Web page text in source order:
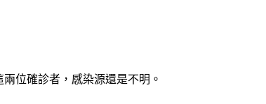
位確診者，感染源還是不明。